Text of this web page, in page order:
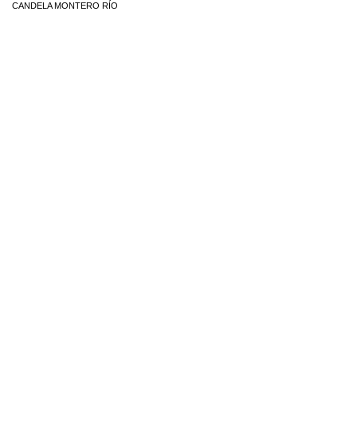
CANDELA MONTERO RÍO